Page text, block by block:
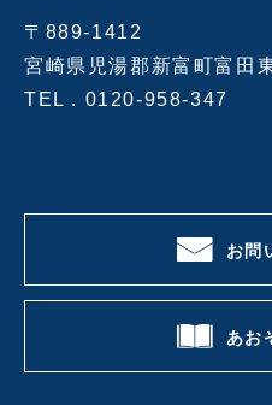
〒889-1412
宮崎県児湯郡新富町富田
TEL . 0120-958-347
お問
あお